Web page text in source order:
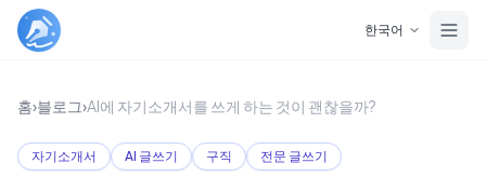
한국어
홈›블로그›AI에 자기소개서를 쓰게 하는 것이 괜찮을까?
자기소개서 AI 글쓰기 구직 전문 글쓰기